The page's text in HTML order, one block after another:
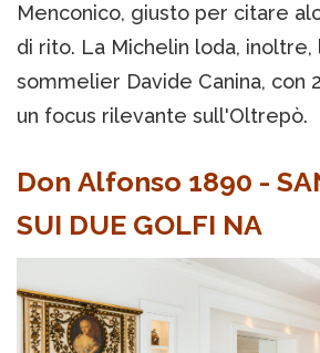
Menconico, giusto per citare
di rito. La Michelin loda, inoltre,
sommelier Davide Canina, con
un focus rilevante sull'Oltrepò.
Don Alfonso 1890 -
SUI DUE GOLFI NA